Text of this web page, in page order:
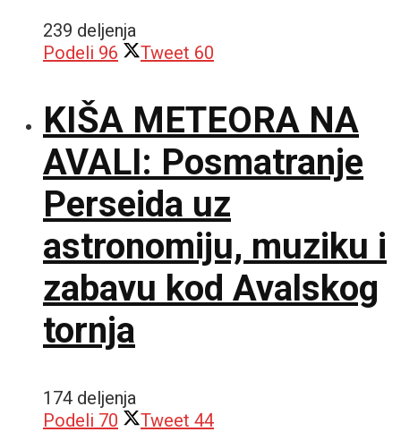
239 deljenja
Podeli 96 Tweet 60
KIŠA METEORA NA
AVALI: Posmatranje
Perseida uz
astronomiju, muziku i
zabavu kod Avalskog
tornja
174 deljenja
Podeli 70 Tweet 44